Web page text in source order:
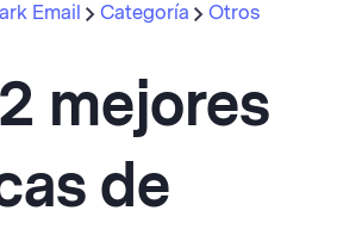
Email Categoría
Otros
mejores
de